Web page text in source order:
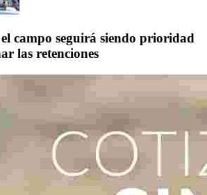
campo seguirá siendo prioridad
las retenciones